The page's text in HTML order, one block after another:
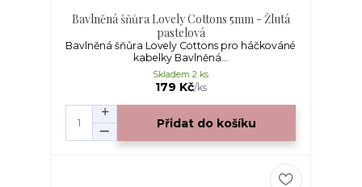
Bavlněná šňůra Lovely Cottons 5mm - Žlutá
pastelová
Bavlněná šňůra Lovely Cottons pro háčkováné
kabelky Bavlněná...
179 Kč/ks
Skladem 2 ks
Přidat do košíku